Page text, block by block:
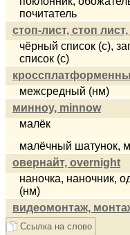
почитатель
стоп-лист, стоп
чёрный список (с),
список (с)
межсредный (нм)
минноу, minnow
малёк
малёчный шатунок,
овернайт, overnight
наночка, наночник,
(нм)
видеомонтаж,
Ссылка на слово